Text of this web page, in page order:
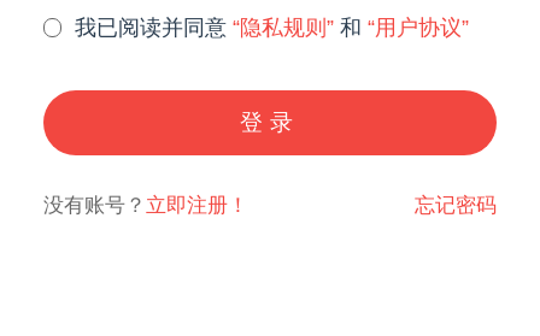
我已阅读并同意“隐私规则” 和“用户协议”
登录
没有账号？ 立即注册！ 忘记密码